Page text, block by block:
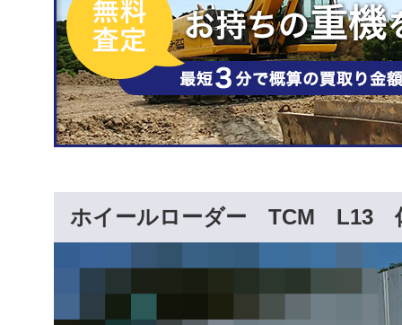
ホイールローダー TCM L13